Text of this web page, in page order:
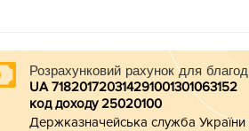
Розрахунковий рахунок для
UA 718201720314291001301063152
код доходу 25020100
Держказначейська служба України